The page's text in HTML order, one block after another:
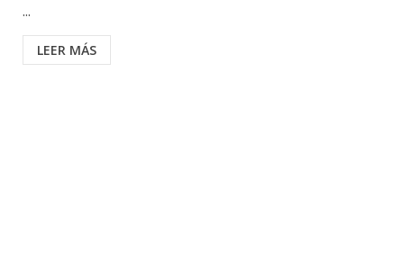
...
LEER MÁS